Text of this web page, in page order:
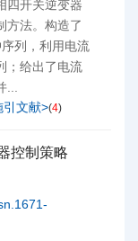
四开关逆变器
方法。构造了
列，利用电流
；给出了电流
引文献>(4)
控制策略